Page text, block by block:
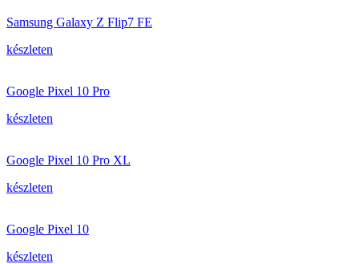
Samsung Galaxy Z Flip7 FE
készleten
Google Pixel 10 Pro
készleten
Google Pixel 10 Pro XL
készleten
Google Pixel 10
készleten